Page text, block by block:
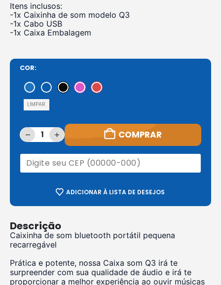
Itens inclusos:
-1x Caixinha de som modelo Q3
-1x Cabo USB
-1x Caixa Embalagem
COR
LIMPAR
COMPRAR
ADICIONAR À LISTA DE DESEJOS
Descrição
Caixinha de som bluetooth portátil pequena
recarregável
Prática e potente, nossa Caixa som Q3 irá te
surpreender com sua qualidade de áudio e irá te
proporcionar a melhor experiência ao ouvir músicas